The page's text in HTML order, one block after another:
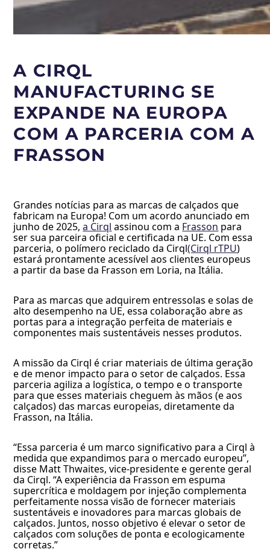
A CIRQL
MANUFACTURING SE
EXPANDE NA EUROPA
COM A PARCERIA COM A
FRASSON
Grandes notícias para as marcas de calçados que
fabricam na Europa! Com um acordo anunciado em
junho de 2025,a Cirql assinou com a Frasson para
ser sua parceira oficial e certificada na UE. Com essa
parceria, o polímero reciclado da Cirql(Cirql rTPU)
estará prontamente acessível aos clientes europeus
a partir da base da Frasson em Loria, na Itália.
Para as marcas que adquirem entressolas e solas de
alto desempenho na UE, essa colaboração abre as
portas para a integração perfeita de materiais e
componentes mais sustentáveis nesses produtos.
A missão da Cirql é criar materiais de última geração
e de menor impacto para o setor de calçados. Essa
parceria agiliza a logística, o tempo e o transporte
para que esses materiais cheguem às mãos (e aos
calçados) das marcas europeias, diretamente da
Frasson, na Itália.
“Essa parceria é um marco significativo para a Cirql à
medida que expandimos para o mercado europeu”,
disse Matt Thwaites, vice-presidente e gerente geral
da Cirql. “A experiência da Frasson em espuma
supercrítica e moldagem por injeção complementa
perfeitamente nossa visão de fornecer materiais
sustentáveis e inovadores para marcas globais de
calçados. Juntos, nosso objetivo é elevar o setor de
calçados com soluções de ponta e ecologicamente
corretas.”